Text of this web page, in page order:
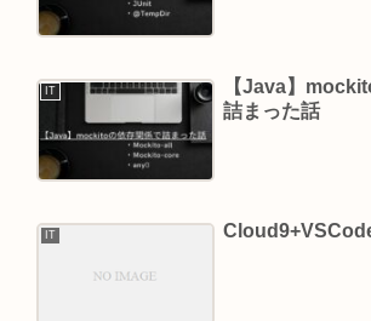
IT
【Java】
詰まった話
IT